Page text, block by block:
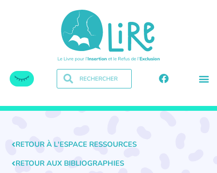
RETOUR À L'ESPACE RESSOURCES
RETOUR AUX BIBLIOGRAPHIES